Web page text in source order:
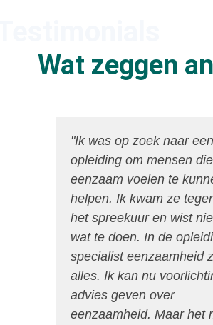
Wat zeggen
"Ik was op zoek naar een
opleiding om mensen
eenzaam voelen te
helpen. Ik kwam ze
het spreekuur en wist
wat te doen. In de
specialist eenzaamheid
alles. Ik kan nu
advies geven over
eenzaamheid. Maar het